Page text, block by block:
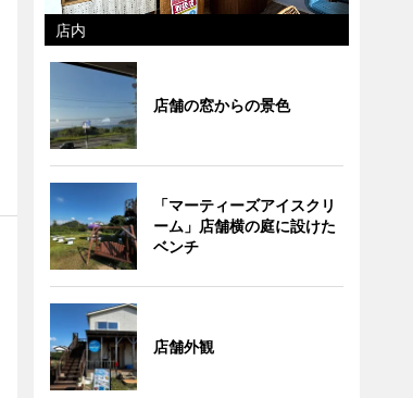
店内
店舗の窓からの景色
「マーティーズアイスクリ
ーム」店舗横の庭に設けた
ベンチ
店舗外観